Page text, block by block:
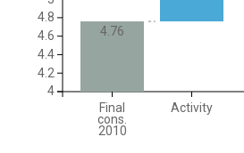
Final
cons.
2010
Activity
4
4.2
4.4
4.6
4.8
4.76